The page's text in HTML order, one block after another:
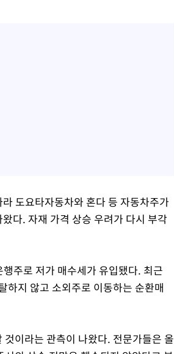
도요타자동차와 혼다 등 자동차주가
다. 자재 가격 상승 우려가 다시 부각
주로 저가 매수세가 유입됐다. 최근
하지 않고 소외주로 이동하는 순환매
이라는 관측이 나왔다. 전문가들은 올